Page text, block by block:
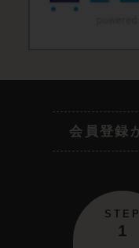
会員登録
STEP
1